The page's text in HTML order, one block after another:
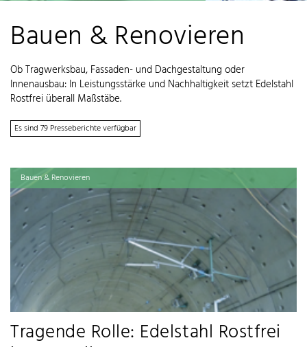
Bauen & Renovieren
Ob Tragwerksbau, Fassaden- und Dachgestaltung oder
Innenausbau: In Leistungsstärke und Nachhaltigkeit setzt Edelstahl
Rostfrei überall Maßstäbe.
Es sind 79 Presseberichte verfügbar
Bauen & Renovieren
Tragende Rolle: Edelstahl Rostfrei